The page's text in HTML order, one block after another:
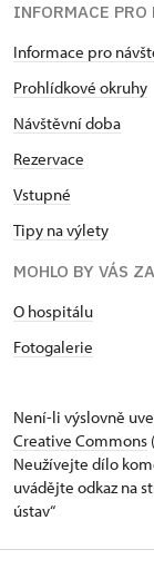
INFORMACE
Informace pro
Prohlídkové okruhy
Návštěvní doba
Rezervace
Vstupné
Tipy na výlety
MOHLO BY VÁS
O hospitálu
Fotogalerie
Není-li výslovně
Creative Commons
Neužívejte dílo
uvádějte odkaz na
ústav“